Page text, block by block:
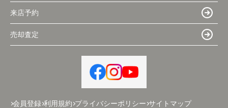
来店予約
売却査定
会員登録 利用規約 プライバシーポリシー サイトマップ